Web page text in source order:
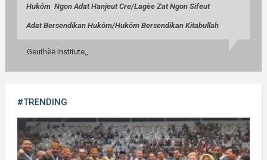
Hukôm Ngon Adat Hanjeut Cre/Lagèe Zat Ngon Sifeut
Adat Bersendikan Hukôm/Hukôm Bersendikan Kitabullah
Geuthèë Institute,,
#TRENDING